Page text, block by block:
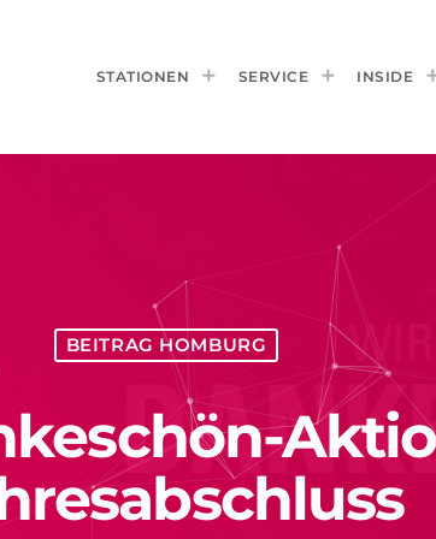
STATIONEN SERVICE INSIDE
BEITRAG HOMBURG